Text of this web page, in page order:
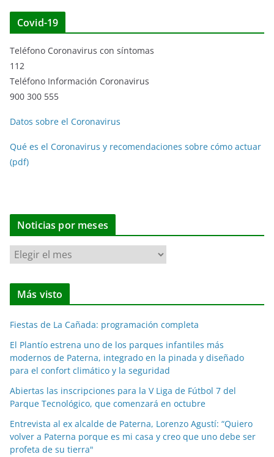
Covid-19
Teléfono Coronavirus con síntomas
112
Teléfono Información Coronavirus
900 300 555
Datos sobre el Coronavirus
Qué es el Coronavirus y recomendaciones sobre cómo actuar
(pdf)
Noticias por meses
N
o
t
i
a
s
p
o
r
m
e
s
Más visto
Fiestas de La Cañada: programación completa
El Plantío estrena uno de los parques infantiles más
modernos de Paterna, integrado en la pinada y diseñado
para el confort climático y la seguridad
Abiertas las inscripciones para la V Liga de Fútbol 7 del
Parque Tecnológico, que comenzará en octubre
Entrevista al ex alcalde de Paterna, Lorenzo Agustí: “Quiero
volver a Paterna porque es mi casa y creo que uno debe ser
profeta de su tierra"